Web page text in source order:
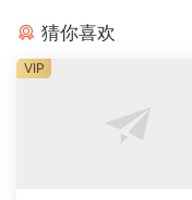
sound design
– 20 preset snaphots
猜你喜欢
VIP